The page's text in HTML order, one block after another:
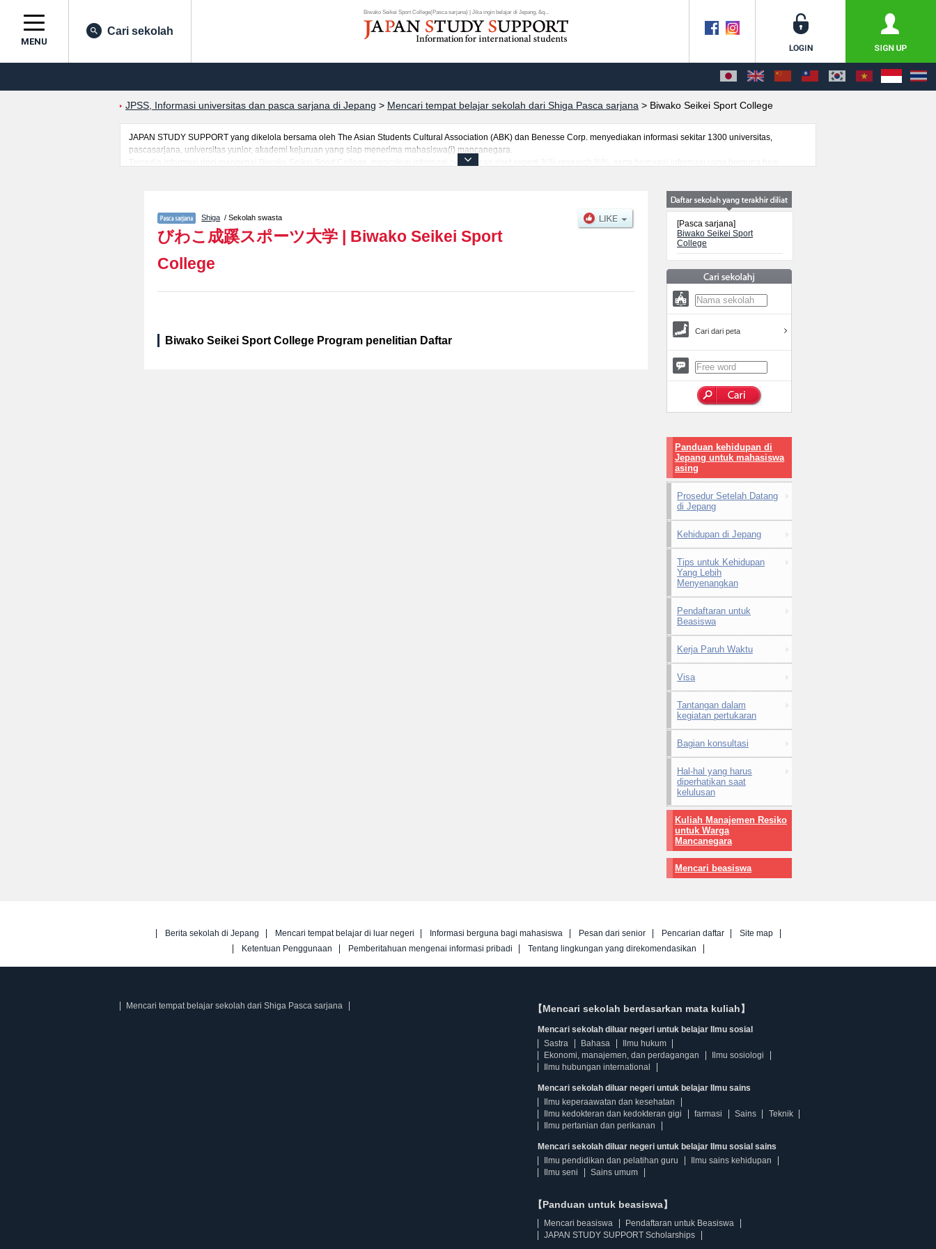
Biwako Seikei Sport College(Pasca sarjana) | Jika ingin belajar di Jepang, &q...
MENU
Cari sekolah
JPSS, Informasi universitas dan pasca sarjana di Jepang > Mencari tempat belajar sekolah dari Shiga Pasca sarjana > Biwako Seikei Sport College
JAPAN STUDY SUPPORT yang dikelola bersama oleh The Asian Students Cultural Association (ABK) dan Benesse Corp. menyediakan informasi sekitar 1300 universitas,
pascasarjana, universitas yunior, akademi kejuruan yang siap menerima mahasiswa(i) mancanegara.
Tersedia informasi rinci mengenai Biwako Seikei Sport College, mencakup informasi per jurusan riset seperti %% research %%, serta berbagai informasi yang berguna bagi
Shiga / Sekolah swasta
びわこ成蹊スポーツ大学 | Biwako Seikei Sport
College
Biwako Seikei Sport College Program penelitian Daftar
[Pasca sarjana]
Biwako Seikei Sport
College
Cari dari peta
Panduan kehidupan di
Jepang untuk mahasiswa
asing
Prosedur Setelah Datang
di Jepang
Kehidupan di Jepang
Tips untuk Kehidupan
Yang Lebih
Menyenangkan
Pendaftaran untuk
Beasiswa
Kerja Paruh Waktu
Visa
Tantangan dalam
kegiatan pertukaran
Bagian konsultasi
Hal-hal yang harus
diperhatikan saat
kelulusan
Kuliah Manajemen Resiko
untuk Warga
Mancanegara
Mencari beasiswa
Berita sekolah di Jepang Mencari tempat belajar di luar negeri Informasi berguna bagi mahasiswa Pesan dari senior Pencarian daftar
Site map
Ketentuan Penggunaan
Pemberitahuan mengenai informasi pribadi Tentang lingkungan yang direkomendasikan
Mencari tempat belajar sekolah dari Shiga Pasca sarjana 【Mencari sekolah berdasarkan mata kuliah】
Mencari sekolah diluar negeri untuk belajar Ilmu sosial
Sastra
Bahasa
Ilmu hukum
Ekonomi, manajemen, dan perdagangan
Ilmu sosiologi
Ilmu hubungan international
Mencari sekolah diluar negeri untuk belajar Ilmu sains
Ilmu keperaawatan dan kesehatan
Ilmu kedokteran dan kedokteran gigi
farmasi Sains
Teknik
Ilmu pertanian dan perikanan
Mencari sekolah diluar negeri untuk belajar Ilmu sosial sains
Ilmu pendidikan dan pelatihan guru
Ilmu sains kehidupan
Ilmu seni
Sains umum
【Panduan untuk beasiswa】
Mencari beasiswa
Pendaftaran untuk Beasiswa
JAPAN STUDY SUPPORT Scholarships